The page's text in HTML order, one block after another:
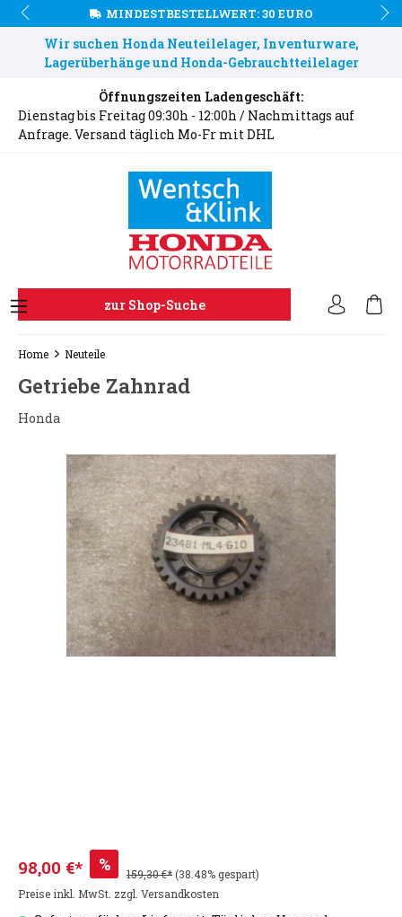
MINDESTBESTELLWERT: 30 EURO
Wir suchen Honda Neuteilelager, Inventurware,
Lagerüberhänge und Honda-Gebrauchtteilelager
Öffnungszeiten Ladengeschäft:
Dienstag bis Freitag 09:30h - 12:00h / Nachmittags auf
Anfrage. Versand täglich Mo-Fr mit DHL
zur Shop-Suche
Home Neuteile
Getriebe Zahnrad
Honda
98,00 €* % 159,30 €*(38.48% gespart)
Preise inkl. MwSt. zzgl. Versandkosten